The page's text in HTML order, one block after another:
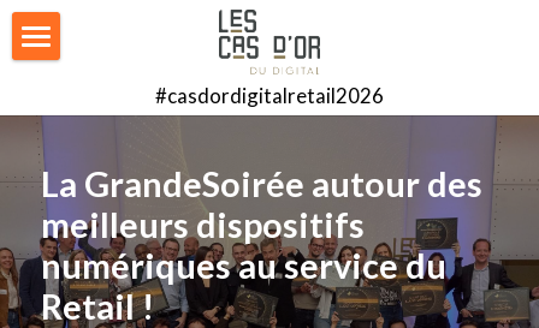
#casdordigitalretail2026
Nos palmarès
Catégories
Jury 2026
La GrandeSoirée autour des
meilleurs dispositifs
numériques au service du
Retail !